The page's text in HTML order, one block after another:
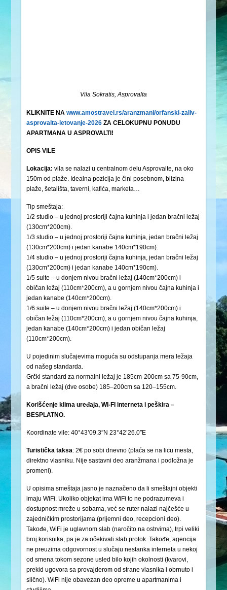
Vila Sokratis, Asprovalta
KLIKNITE NAwww.amostravel.rs/aranzmani/orfanski-zaliv-
asprovalta-letovanje-2026 ZA CELOKUPNU PONUDU
APARTMANA U ASPROVALTI!
OPIS VILE
Lokacija: vila se nalazi u centralnom delu Asprovalte, na oko
150m od plaže. Idealna pozicija je čini posebnom, blizina
plaže, šetališta, taverni, kafića, marketa…
Tip smeštaja:
1/2 studio – u jednoj prostoriji čajna kuhinja i jedan bračni ležaj
(130cm*200cm).
1/3 studio – u jednoj prostoriji čajna kuhinja, jedan bračni ležaj
(130cm*200cm) i jedan kanabe 140cm*190cm).
1/4 studio – u jednoj prostoriji čajna kuhinja, jedan bračni ležaj
(130cm*200cm) i jedan kanabe 140cm*190cm).
1/5 suite – u donjem nivou bračni ležaj (140cm*200cm) i
običan ležaj (110cm*200cm), a u gornjem nivou čajna kuhinja i
jedan kanabe (140cm*200cm).
1/6 suite – u donjem nivou bračni ležaj (140cm*200cm) i
običan ležaj (110cm*200cm), a u gornjem nivou čajna kuhinja,
jedan kanabe (140cm*200cm) i jedan običan ležaj
(110cm*200cm).
U pojedinim slučajevima moguća su odstupanja mera ležaja
od našeg standarda.
Grčki standard za normalni ležaj je 185cm-200cm sa 75-90cm,
a bračni ležaj (dve osobe) 185–200cm sa 120–155cm.
Korišćenje klima uređaja, WI-FI interneta i peškira –
BESPLATNO.
Koordinate vile: 40°43’09.3″N 23°42’26.0″E
Turistička taksa: 2€ po sobi dnevno (plaća se na licu mesta,
direktno vlasniku. Nije sastavni deo aranžmana i podložna je
promeni).
U opisima smeštaja jasno je naznačeno da li smeštajni objekti
imaju WiFi. Ukoliko objekat ima WiFi to ne podrazumeva i
dostupnost mreže u sobama, već se ruter nalazi najčešće u
zajedničkim prostorijama (prijemni deo, recepcioni deo).
Takođe, WiFi je uglavnom slab (naročito na ostrvima), trpi veliki
broj korisnika, pa je za očekivati slab protok. Takođe, agencija
ne preuzima odgovornost u slučaju nestanka interneta u nekoj
od smena tokom sezone usled bilo kojih okolnosti (kvarovi,
prekid ugovora sa provajderom od strane vlasnika i obrnuto i
slično). WiFi nije obavezan deo opreme u apartmanima i